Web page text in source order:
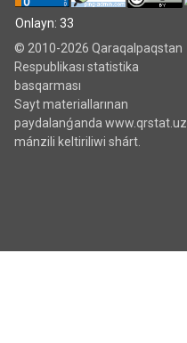
Onlayn: 33
© 2010-2026 Qaraqalpaqstan
Respublikası statistika
basqarması
Sayt materiallarınan
paydalanǵanda www.qrstat.uz
mánzili keltiriliwi shárt.